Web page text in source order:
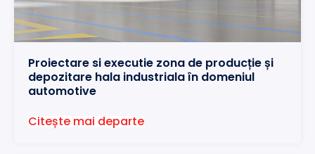
Proiectare si executie zona de producție și
depozitare hala industriala în domeniul
automotive
Citește mai departe